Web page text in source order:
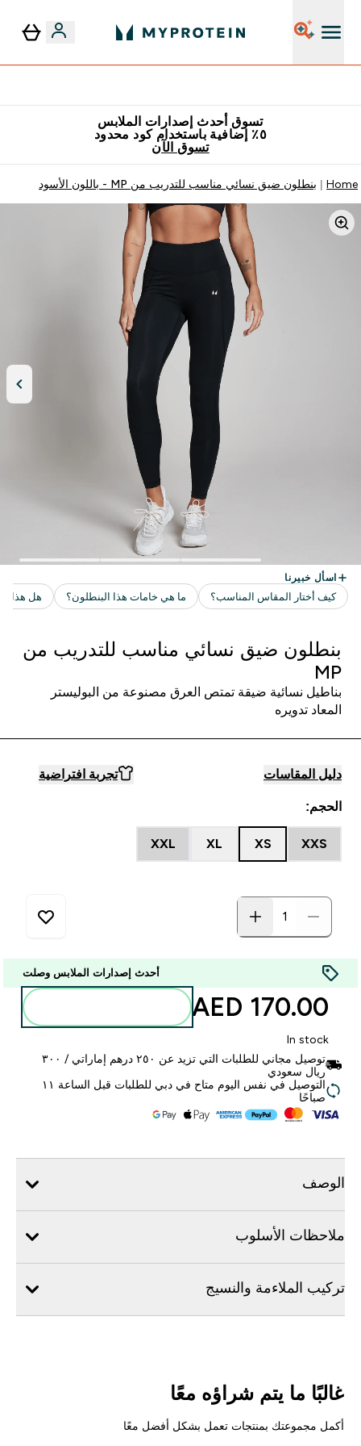
تسوق أحدث إصدارات الملابس
٥٪ إضافية باستخدام كود محدود
تسوق الآن
Home بنطلون ضيق نسائي مناسب للتدريب من MP - باللون الأسود
بنطلون ضيق نسائي مناسب للتدريب من
MP
بناطيل نسائية ضيقة تمتص العرق مصنوعة من البوليستر
المعاد تدويره
دليل المقاسات تجربة افتراضية
الحجم:
XXS
XS
XL
XXL
أحدث إصدارات الملابس وصلت
170.00 AED‎
In stock
توصيل مجاني للطلبات التي تزيد عن ٢٥٠ درهم إماراتي / ٣٠٠
ريال سعودي
التوصيل في نفس اليوم متاح في دبي للطلبات قبل الساعة ١١
صباحًا
الوصف
ملاحظات الأسلوب
تركيب الملاءمة والنسيج
غالبًا ما يتم شراؤه معًا
أكمل مجموعتك بمنتجات تعمل بشكل أفضل معًا